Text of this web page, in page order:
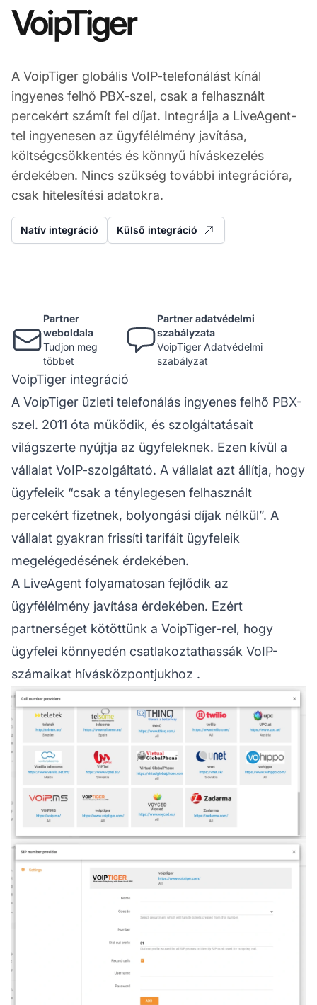
VoipTiger
A VoipTiger globális VoIP-telefonálást kínál
ingyenes felhő PBX-szel, csak a felhasznált
percekért számít fel díjat. Integrálja a LiveAgent-
tel ingyenesen az ügyfélélmény javítása,
költségcsökkentés és könnyű híváskezelés
érdekében. Nincs szükség további integrációra,
csak hitelesítési adatokra.
Natív integráció Külső integráció
Partner
weboldala
Tudjon meg
többet
Partner adatvédelmi
szabályzata
VoipTiger Adatvédelmi
szabályzat
VoipTiger integráció
A VoipTiger üzleti telefonálás ingyenes felhő PBX-
szel. 2011 óta működik, és szolgáltatásait
világszerte nyújtja az ügyfeleknek. Ezen kívül a
vállalat VoIP-szolgáltató. A vállalat azt állítja, hogy
ügyfeleik “csak a ténylegesen felhasznált
percekért fizetnek, bolyongási díjak nélkül”. A
vállalat gyakran frissíti tarifáit ügyfeleik
megelégedésének érdekében.
A LiveAgent folyamatosan fejlődik az
ügyfélélmény javítása érdekében. Ezért
partnerséget kötöttünk a VoipTiger-rel, hogy
ügyfelei könnyedén csatlakoztathassák VoIP-
számaikat hívásközpontjukhoz .